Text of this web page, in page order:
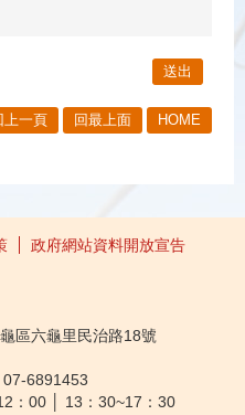
上一頁 回最上面 HOME
政府網站資料開放宣告
區六龜里民治路18號
6891453
：00 │ 13：30~17：30